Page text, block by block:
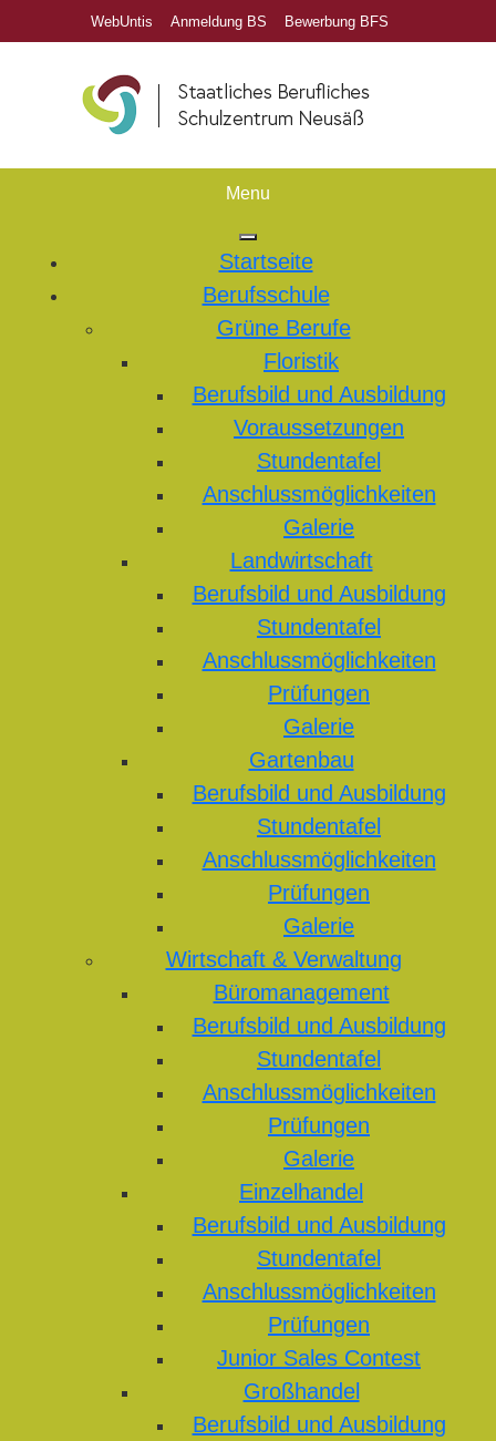
WebUntis Anmeldung BS Bewerbung BFS
Menu
Startseite
Berufsschule
Grüne Berufe
Floristik
Berufsbild und Ausbildung
Voraussetzungen
Stundentafel
Anschlussmöglichkeiten
Galerie
Landwirtschaft
Berufsbild und Ausbildung
Stundentafel
Anschlussmöglichkeiten
Prüfungen
Galerie
Gartenbau
Berufsbild und Ausbildung
Stundentafel
Anschlussmöglichkeiten
Prüfungen
Galerie
Wirtschaft & Verwaltung
Büromanagement
Berufsbild und Ausbildung
Stundentafel
Anschlussmöglichkeiten
Prüfungen
Galerie
Einzelhandel
Berufsbild und Ausbildung
Stundentafel
Anschlussmöglichkeiten
Prüfungen
Junior Sales Contest
Großhandel
Berufsbild und Ausbildung